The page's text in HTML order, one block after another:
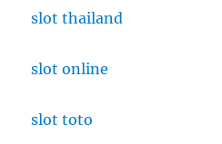
slot thailand
slot online
slot toto